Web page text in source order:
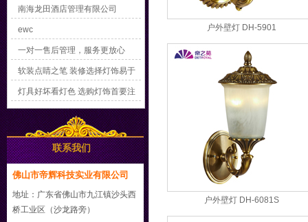
南海龙田酒店管理有限公司
ewc
一对一售后管理，服务更放心
软装点睛之笔 装修选择灯饰易于
打理很重要
灯具好坏看灯色 选购灯饰首要注
意安全性
联系我们
佛山市帝辉科技实业有限公司
地址：广东省佛山市九江镇沙头西
桥工业区（沙龙路旁）
户外壁灯 DH-5901
户外壁灯 DH-6081S